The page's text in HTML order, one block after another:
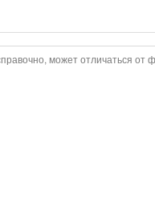
может отличаться от